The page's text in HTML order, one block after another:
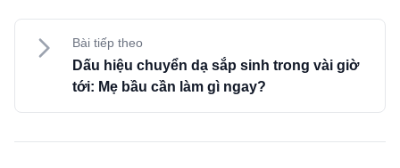
Bài tiếp theo
Dấu hiệu chuyển dạ sắp sinh trong vài giờ
tới: Mẹ bầu cần làm gì ngay?